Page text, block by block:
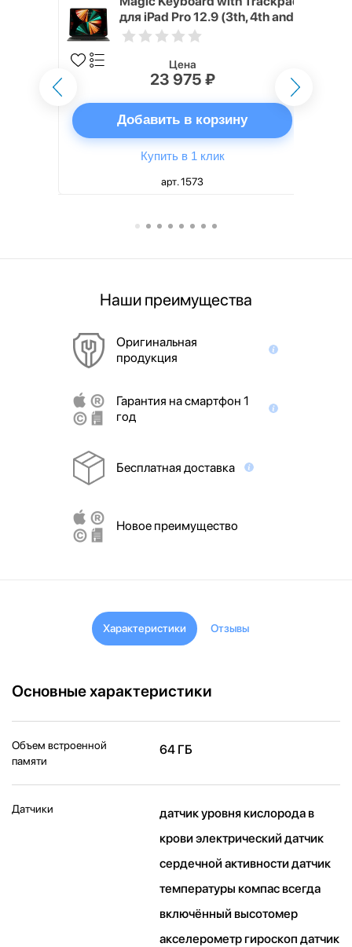
для iPad Pro 12.9 (3th, 4th and
5th generation) русская,
Цена
23 975 ₽
Добавить в корзину
Купить в 1 клик
арт. 1573
Наши преимущества
Оригинальная
продукция
Гарантия на смартфон 1
год
Бесплатная доставка
Новое преимущество
Характеристики Отзывы
Основные характеристики
Объем встроенной
памяти
64 ГБ
Датчики
датчик уровня кислорода в
крови электрический датчик
сердечной активности датчик
температуры компас всегда
включённый высотомер
акселерометр гироскоп датчик